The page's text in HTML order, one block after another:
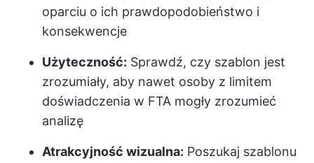
oparciu o ich prawdopodobieństwo i
konsekwencje
Użyteczność: Sprawdź, czy szablon jest
zrozumiały, aby nawet osoby z limitem
doświadczenia w FTA mogły zrozumieć
analizę
Atrakcyjność wizualna: Poszukaj szablonu